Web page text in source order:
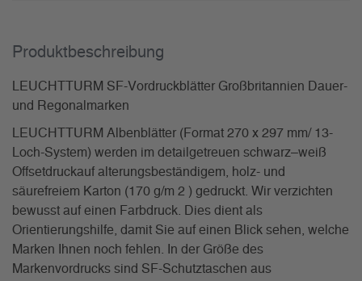
Produkt­beschreibung
LEUCHTTURM SF-Vordruckblätter Großbritannien Dauer-
und Regonalmarken
LEUCHTTURM Albenblätter (Format 270 x 297 mm/ 13-
Loch-System) werden im detailgetreuen schwarz–weiß
Offsetdruckauf alterungsbeständigem, holz- und
säurefreiem Karton (170 g/m 2 ) gedruckt. Wir verzichten
bewusst auf einen Farbdruck. Dies dient als
Orientierungshilfe, damit Sie auf einen Blick sehen, welche
Marken Ihnen noch fehlen. In der Größe des
Markenvordrucks sind SF-Schutztaschen aus